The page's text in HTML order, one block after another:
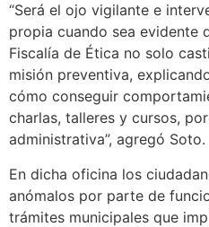
“Será el ojo vigilante e
propia cuando sea evidente
Fiscalía de Ética no solo
misión preventiva,
cómo conseguir
charlas, talleres y cursos,
administrativa”, agregó Soto.
En dicha oficina los
anómalos por parte de
trámites municipales que